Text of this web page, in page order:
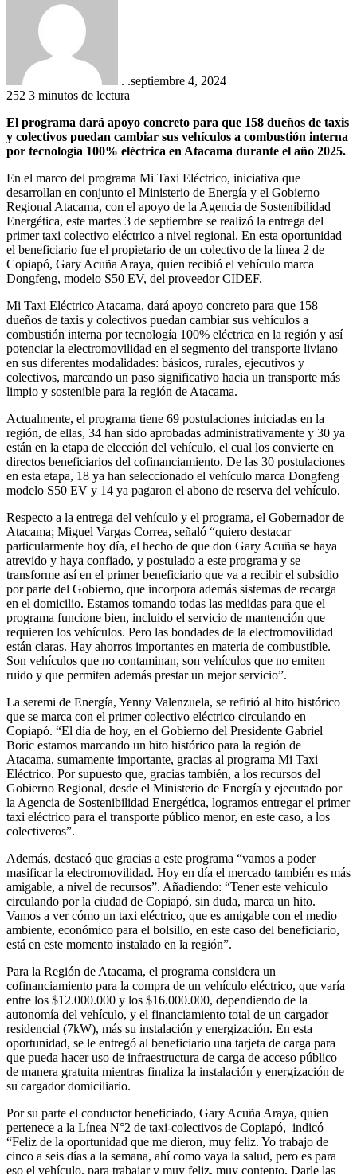
. .septiembre 4, 2024
252 3 minutos de lectura
El programa dará apoyo concreto para que 158 dueños de taxis
y colectivos puedan cambiar sus vehículos a combustión interna
por tecnología 100% eléctrica en Atacama durante el año 2025.
En el marco del programa Mi Taxi Eléctrico, iniciativa que
desarrollan en conjunto el Ministerio de Energía y el Gobierno
Regional Atacama, con el apoyo de la Agencia de Sostenibilidad
Energética, este martes 3 de septiembre se realizó la entrega del
primer taxi colectivo eléctrico a nivel regional. En esta oportunidad
el beneficiario fue el propietario de un colectivo de la línea 2 de
Copiapó, Gary Acuña Araya, quien recibió el vehículo marca
Dongfeng, modelo S50 EV, del proveedor CIDEF.
Mi Taxi Eléctrico Atacama, dará apoyo concreto para que 158
dueños de taxis y colectivos puedan cambiar sus vehículos a
combustión interna por tecnología 100% eléctrica en la región y así
potenciar la electromovilidad en el segmento del transporte liviano
en sus diferentes modalidades: básicos, rurales, ejecutivos y
colectivos, marcando un paso significativo hacia un transporte más
limpio y sostenible para la región de Atacama.
Actualmente, el programa tiene 69 postulaciones iniciadas en la
región, de ellas, 34 han sido aprobadas administrativamente y 30 ya
están en la etapa de elección del vehículo, el cual los convierte en
directos beneficiarios del cofinanciamiento. De las 30 postulaciones
en esta etapa, 18 ya han seleccionado el vehículo marca Dongfeng
modelo S50 EV y 14 ya pagaron el abono de reserva del vehículo.
Respecto a la entrega del vehículo y el programa, el Gobernador de
Atacama; Miguel Vargas Correa, señaló “quiero destacar
particularmente hoy día, el hecho de que don Gary Acuña se haya
atrevido y haya confiado, y postulado a este programa y se
transforme así en el primer beneficiario que va a recibir el subsidio
por parte del Gobierno, que incorpora además sistemas de recarga
en el domicilio. Estamos tomando todas las medidas para que el
programa funcione bien, incluido el servicio de mantención que
requieren los vehículos. Pero las bondades de la electromovilidad
están claras. Hay ahorros importantes en materia de combustible.
Son vehículos que no contaminan, son vehículos que no emiten
ruido y que permiten además prestar un mejor servicio”.
La seremi de Energía, Yenny Valenzuela, se refirió al hito histórico
que se marca con el primer colectivo eléctrico circulando en
Copiapó. “El día de hoy, en el Gobierno del Presidente Gabriel
Boric estamos marcando un hito histórico para la región de
Atacama, sumamente importante, gracias al programa Mi Taxi
Eléctrico. Por supuesto que, gracias también, a los recursos del
Gobierno Regional, desde el Ministerio de Energía y ejecutado por
la Agencia de Sostenibilidad Energética, logramos entregar el primer
taxi eléctrico para el transporte público menor, en este caso, a los
colectiveros”.
Además, destacó que gracias a este programa “vamos a poder
masificar la electromovilidad. Hoy en día el mercado también es más
amigable, a nivel de recursos”. Añadiendo: “Tener este vehículo
circulando por la ciudad de Copiapó, sin duda, marca un hito.
Vamos a ver cómo un taxi eléctrico, que es amigable con el medio
ambiente, económico para el bolsillo, en este caso del beneficiario,
está en este momento instalado en la región”.
Para la Región de Atacama, el programa considera un
cofinanciamiento para la compra de un vehículo eléctrico, que varía
entre los $12.000.000 y los $16.000.000, dependiendo de la
autonomía del vehículo, y el financiamiento total de un cargador
residencial (7kW), más su instalación y energización. En esta
oportunidad, se le entregó al beneficiario una tarjeta de carga para
que pueda hacer uso de infraestructura de carga de acceso público
de manera gratuita mientras finaliza la instalación y energización de
su cargador domiciliario.
Por su parte el conductor beneficiado, Gary Acuña Araya, quien
pertenece a la Línea N°2 de taxi-colectivos de Copiapó, indicó
“Feliz de la oportunidad que me dieron, muy feliz. Yo trabajo de
cinco a seis días a la semana, ahí como vaya la salud, pero es para
eso el vehículo, para trabajar y muy feliz, muy contento. Darle las